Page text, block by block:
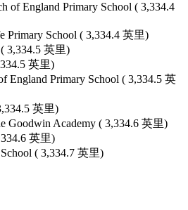
of England Primary School ( 3,334.4
Primary School ( 3,334.4 英里)
3,334.5 英里)
英里)
England Primary School ( 3,334.5 英
英里)
Goodwin Academy ( 3,334.6 英里)
英里)
( 3,334.7 英里)